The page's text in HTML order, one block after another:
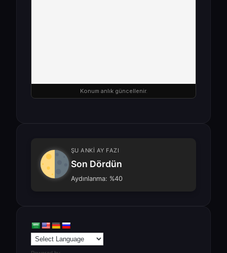
Konum anlık güncellenir.
ŞU ANKİ AY FAZI
Son Dördün
Aydınlanma: %40